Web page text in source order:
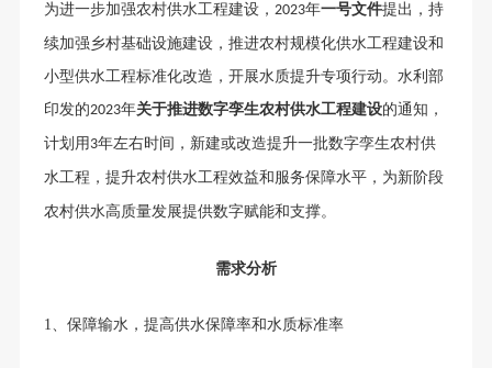
为进一步加强农村供水工程建设，2023年一号文件提出，持
续加强乡村基础设施建设，推进农村规模化供水工程建设和
小型供水工程标准化改造，开展水质提升专项行动。水利部
印发的2023年关于推进数字孪生农村供水工程建设的通知，
计划用 3年左右时间，新建或改造提升一批数字孪生农村供
水工程，提升农村供水工程效益和服务保障水平，为新阶段
农村供水高质量发展提供数字赋能和支撑。
需求分析
1、保障输水，提高供水保障率和水质标准率